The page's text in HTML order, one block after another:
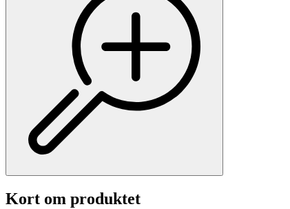
Kort om produktet